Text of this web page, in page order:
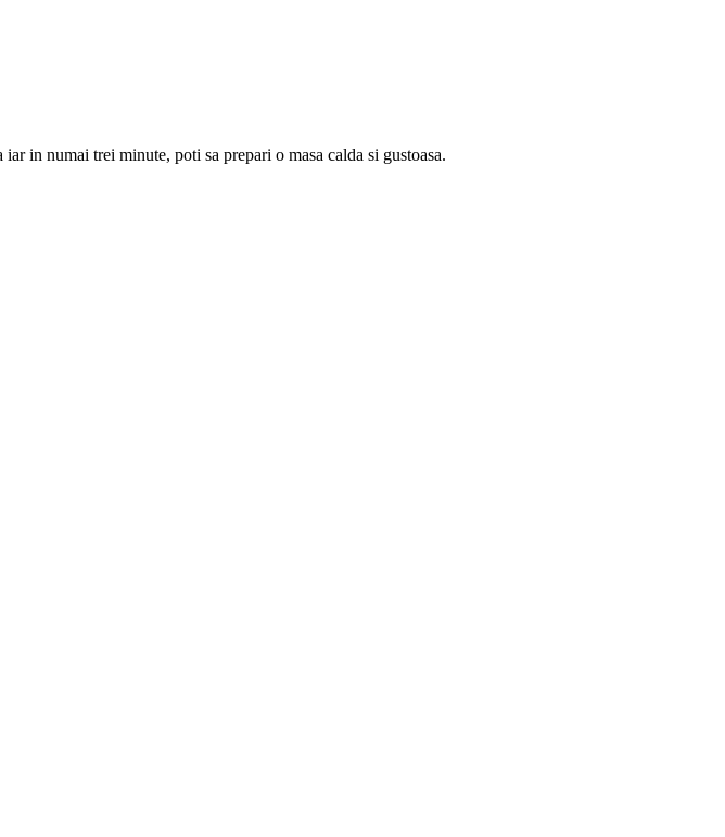
in numai trei minute, poti sa prepari o masa calda si gustoasa.